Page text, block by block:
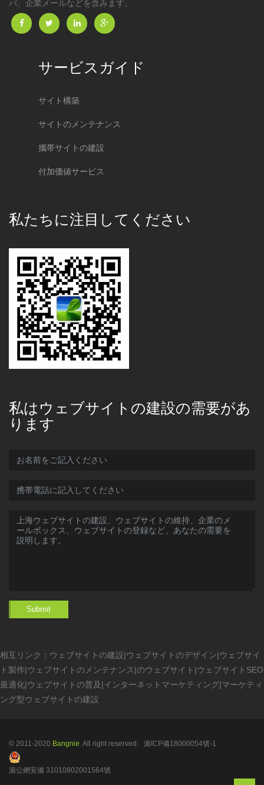
バ、企業メールなどを含みます。
サービスガイド
サイト構築
サイトのメンテナンス
攜帯サイトの建設
付加価値サービス
私たちに注目してください
私はウェブサイトの建設の需要があ
ります
Submit
相互リンク： ウェブサイトの建設|ウェブサイトのデザイン|ウェブサイ
ト製作|ウェブサイトのメンテナンス |のウェブサイト |ウェブサイトSEO
最適化|ウェブサイトの普及 |インターネットマーケティング|マーケティ
ング型ウェブサイトの建設
© 2011-2020 Bangnie. All right reserved. 滬ICP備18000054號-1
滬公網安備 31010802001564號